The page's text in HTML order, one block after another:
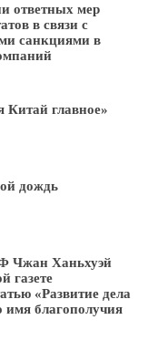
ответных мер
в связи с
санкциями в
Китай главное»
дождь
Чжан Ханьхуэй
газете
«Развитие дела
имя благополучия